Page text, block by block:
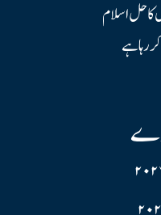
حل اسلام
رہا ہے